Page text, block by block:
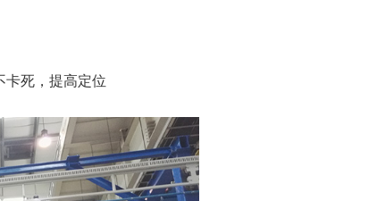
卡死，提高定位